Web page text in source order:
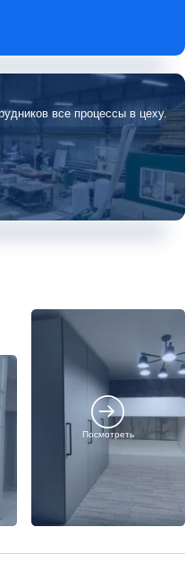
все процессы в цеху.
Посмотреть